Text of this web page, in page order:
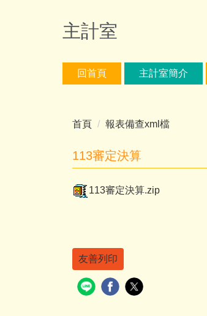
主計室
回首頁 主計室簡介
首頁 報表備查xml檔
113審定決算
113審定決算.zip
友善列印